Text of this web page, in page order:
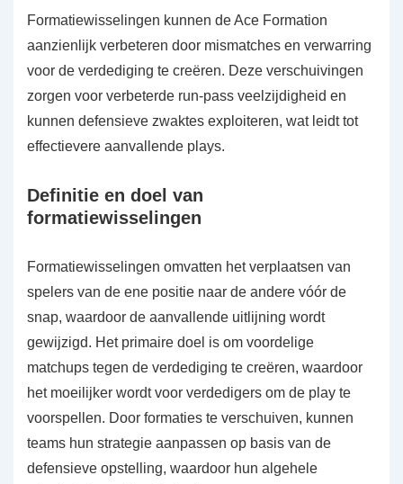
Formatiewisselingen kunnen de Ace Formation
aanzienlijk verbeteren door mismatches en verwarring
voor de verdediging te creëren. Deze verschuivingen
zorgen voor verbeterde run-pass veelzijdigheid en
kunnen defensieve zwaktes exploiteren, wat leidt tot
effectievere aanvallende plays.
Definitie en doel van
formatiewisselingen
Formatiewisselingen omvatten het verplaatsen van
spelers van de ene positie naar de andere vóór de
snap, waardoor de aanvallende uitlijning wordt
gewijzigd. Het primaire doel is om voordelige
matchups tegen de verdediging te creëren, waardoor
het moeilijker wordt voor verdedigers om de play te
voorspellen. Door formaties te verschuiven, kunnen
teams hun strategie aanpassen op basis van de
defensieve opstelling, waardoor hun algehele